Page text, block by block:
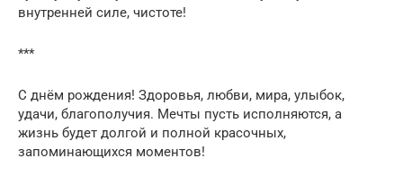
внутренней силе, чистоте!
***
С днём рождения! Здоровья, любви, мира, улыбок,
удачи, благополучия. Мечты пусть исполняются, а
жизнь будет долгой и полной красочных,
запоминающихся моментов!